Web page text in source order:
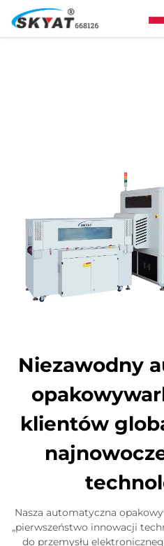
Wideo I Zastosowanie
Projektowanie
Aktualności
Niezawodny
klientów
Nasza automatyczna
„pierwszeństwo innowacji
do przemysłu